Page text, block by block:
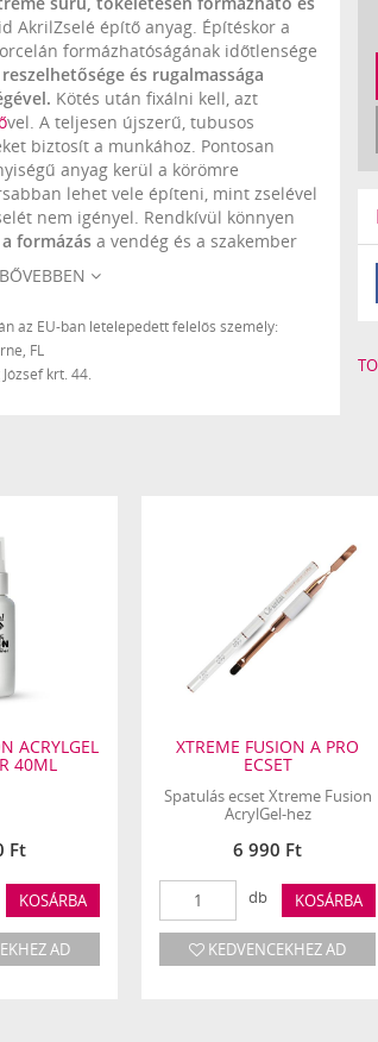
AkrilZselé építő anyag. Építéskor a
formázhatóságának időtlensége
és rugalmassága
Kötés után fixálni kell, azt
vel. A teljesen újszerű, tubusos
biztosít a munkához. Pontosan
anyag kerül a körömre
lehet vele építeni, mint zselével
nem igényel. Rendkívül könnyen
formázás a vendég és a szakember
hozzá:Xtreme 180/180-as zöld
(kék) zebra reszelő
fel az anyag.A többi építőzselé és
kombinálható.
5 perc, LED-ben 1-2 perc.
10 mp, alappal nagyobb
BŐVEBBEN
az EU-ban letelepedett felelős személy:
FL
József krt. 44.
ACRYLGEL
40ML
Ft
KOSÁRBA
AD
XTREME FUSION A PRO
ECSET
Spatulás ecset Xtreme Fusion
AcrylGel-hez
6 990 Ft
db KOSÁRBA
KEDVENCEKHEZ AD